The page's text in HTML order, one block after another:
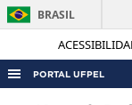
BRASIL
PORTAL UFPEL